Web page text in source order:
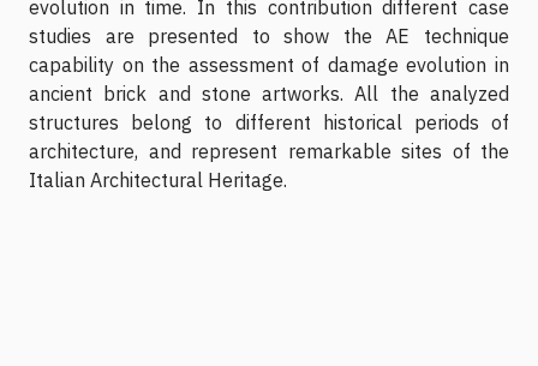
evolution in time. In this contribution different case
studies are presented to show the AE technique
capability on the assessment of damage evolution in
ancient brick and stone artworks. All the analyzed
structures belong to different historical periods of
architecture, and represent remarkable sites of the
Italian Architectural Heritage.